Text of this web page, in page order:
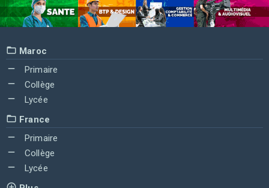
Maroc
Primaire
Collège
Lycée
France
Primaire
Collège
Lycée